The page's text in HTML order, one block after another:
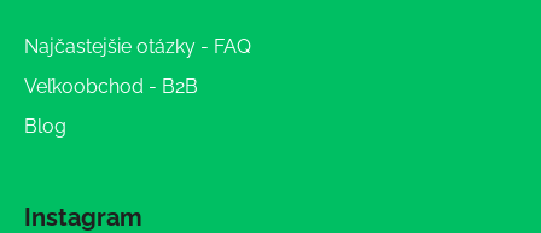
Najčastejšie otázky - FAQ
Veľkoobchod - B2B
Blog
Instagram